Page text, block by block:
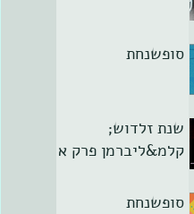
סופשנחת
שנת זלדוש;
קלמ&ליברמן פרק א
סופשנחת